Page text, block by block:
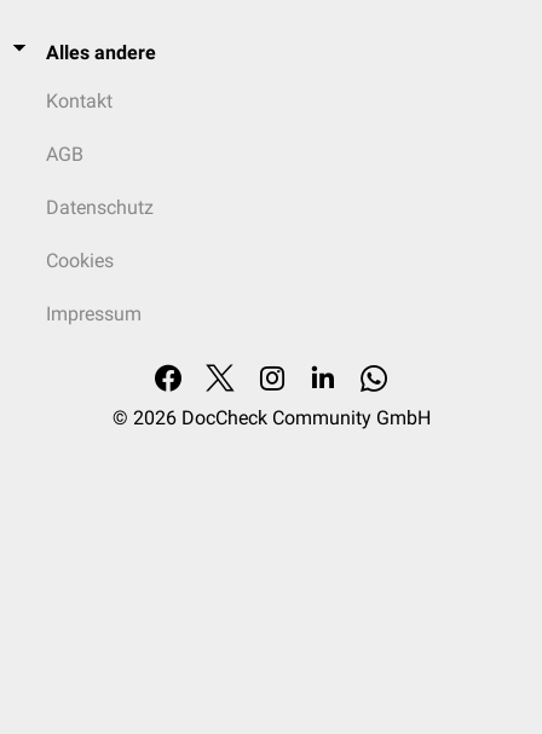
Alles andere
Kontakt
AGB
Datenschutz
Cookies
Impressum
© 2026 DocCheck Community GmbH